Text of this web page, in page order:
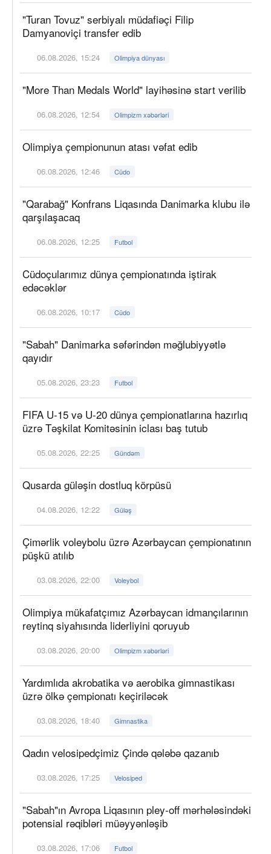
"Turan Tovuz" serbiyalı müdafiəçi Filip
Damyanoviçi transfer edib
06.08.2026, 15:24 Olimpiya dünyası
"More Than Medals World" layihəsinə start verilib
06.08.2026, 12:54 Olimpizm xəbərləri
Olimpiya çempionunun atası vəfat edib
06.08.2026, 12:46 Cüdo
"Qarabağ" Konfrans Liqasında Danimarka klubu ilə
qarşılaşacaq
06.08.2026, 12:25 Futbol
Cüdoçularımız dünya çempionatında iştirak
edəcəklər
06.08.2026, 10:17 Cüdo
"Sabah" Danimarka səfərindən məğlubiyyətlə
qayıdır
05.08.2026, 23:23 Futbol
FIFA U-15 və U-20 dünya çempionatlarına hazırlıq
üzrə Təşkilat Komitəsinin iclası baş tutub
05.08.2026, 22:25 Gündəm
Qusarda güləşin dostluq körpüsü
04.08.2026, 12:22 Güləş
Çimərlik voleybolu üzrə Azərbaycan çempionatının
püşkü atılıb
03.08.2026, 22:00 Voleybol
Olimpiya mükafatçımız Azərbaycan idmançılarının
reytinq siyahısında liderliyini qoruyub
03.08.2026, 20:00 Olimpizm xəbərləri
Yardımlıda akrobatika və aerobika gimnastikası
üzrə ölkə çempionatı keçiriləcək
03.08.2026, 18:40 Gimnastika
Qadın velosipedçimiz Çində qələbə qazanıb
03.08.2026, 17:25 Velosiped
"Sabah"ın Avropa Liqasının pley-off mərhələsindəki
potensial rəqibləri müəyyənləşib
03.08.2026, 17:06 Futbol